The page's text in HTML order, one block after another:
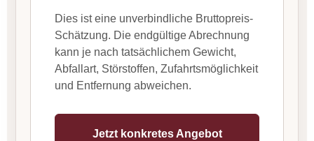
Dies ist eine unverbindliche Bruttopreis-
Schätzung. Die endgültige Abrechnung
kann je nach tatsächlichem Gewicht,
Abfallart, Störstoffen, Zufahrtsmöglichkeit
und Entfernung abweichen.
Jetzt konkretes Angebot